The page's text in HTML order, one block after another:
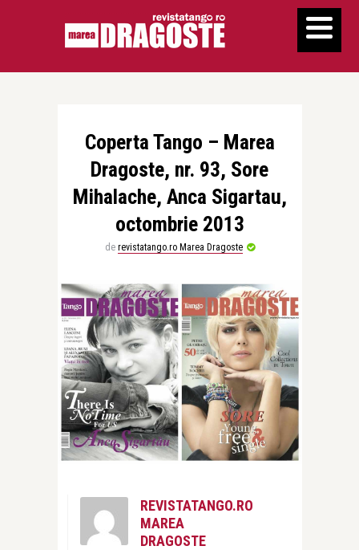
Coperta Tango – Marea
Dragoste, nr. 93, Sore
Mihalache, Anca Sigartau,
octombrie 2013
de revistatango.ro Marea Dragoste
REVISTATANGO.RO
MAREA
DRAGOSTE